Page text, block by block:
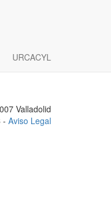
URCACYL
Valladolid
- Aviso Legal